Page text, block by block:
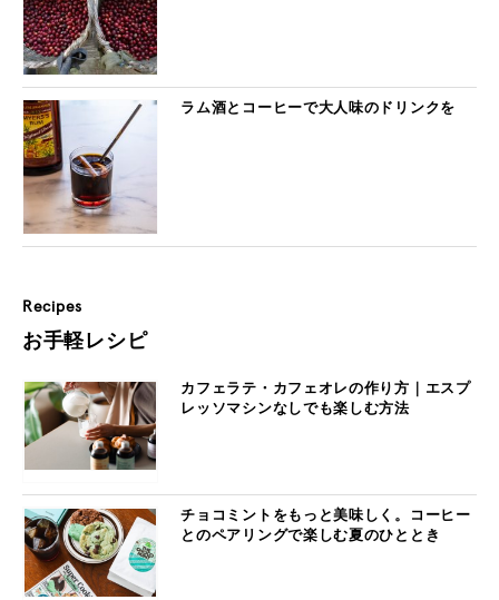
ラム酒とコーヒーで大人味のドリンクを
Recipes
お手軽レシピ
カフェラテ・カフェオレの作り方｜エスプ
レッソマシンなしでも楽しむ方法
チョコミントをもっと美味しく。コーヒー
とのペアリングで楽しむ夏のひととき